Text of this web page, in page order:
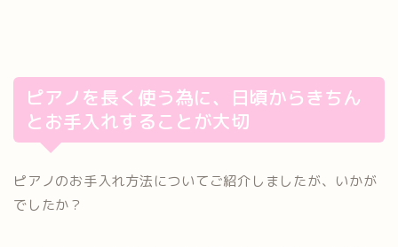
ピアノを長く使う為に、日頃からきちん
とお手入れするこ とが大切
ピアノのお手入れ方法についてご紹介しましたが、いかが
でしたか？